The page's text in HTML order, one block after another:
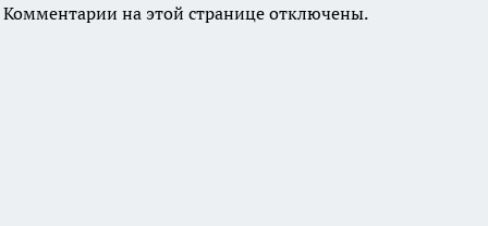
Комментарии на этой странице отключены.